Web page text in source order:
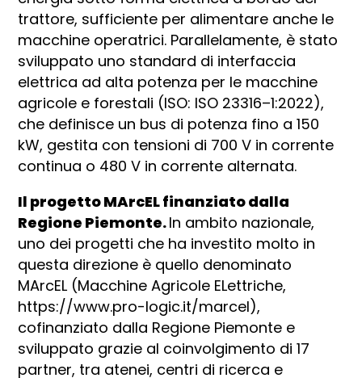
trattore, sufficiente per alimentare anche le
macchine operatrici. Parallelamente, è stato
sviluppato uno standard di interfaccia
elettrica ad alta potenza per le macchine
agricole e forestali (ISO: ISO 23316–1:2022),
che definisce un bus di potenza fino a 150
kW, gestita con tensioni di 700 V in corrente
continua o 480 V in corrente alternata.
Il progetto MArcEL finanziato dalla
Regione Piemonte.In ambito nazionale,
uno dei progetti che ha investito molto in
questa direzione è quello denominato
MArcEL (Macchine Agricole ELettriche,
https://www.pro-logic.it/marcel),
cofinanziato dalla Regione Piemonte e
sviluppato grazie al coinvolgimento di 17
partner, tra atenei, centri di ricerca e